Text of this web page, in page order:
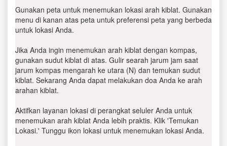
Gunakan peta untuk menemukan lokasi arah kiblat. Gunakan
menu di kanan atas peta untuk preferensi peta yang berbeda
untuk lokasi Anda.
Jika Anda ingin menemukan arah kiblat dengan kompas,
gunakan sudut kiblat di atas. Gulir searah jarum jam saat
jarum kompas mengarah ke utara (N) dan temukan sudut
kiblat. Sekarang Anda dapat melakukan doa Anda ke arah
arahan kiblat.
Aktifkan layanan lokasi di perangkat seluler Anda untuk
menemukan arah kiblat Anda lebih praktis. Klik 'Temukan
Lokasi.' Tunggu ikon lokasi untuk menemukan lokasi Anda.